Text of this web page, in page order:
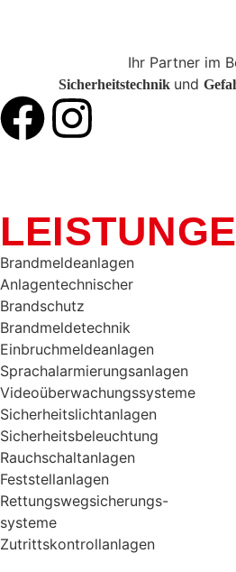
Ihr Partner im
Sicherheitstechnik und
Brandmeldeanlagen
Anlagentechnischer
Brandschutz
Brandmeldetechnik
Einbruchmeldeanlagen
Sprachalarmierungsanlagen
Videoüberwachungssysteme
Sicherheitslichtanlagen
Sicherheitsbeleuchtung
Rauchschaltanlagen
Feststellanlagen
Rettungswegsicherungs-
systeme
Zutrittskontrollanlagen